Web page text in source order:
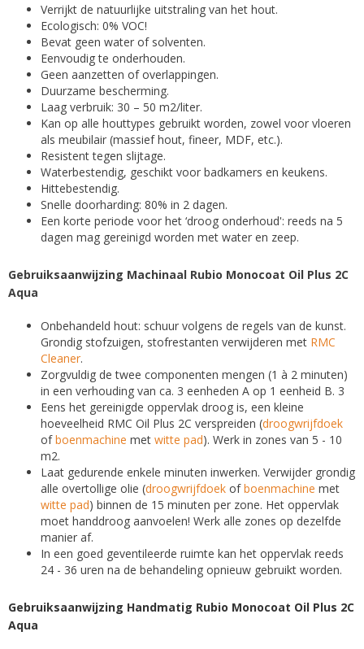
Verrijkt de natuurlijke uitstraling van het hout.
Ecologisch: 0% VOC!
Bevat geen water of solventen.
Eenvoudig te onderhouden.
Geen aanzetten of overlappingen.
Duurzame bescherming.
Laag verbruik: 30 – 50 m2/liter.
Kan op alle houttypes gebruikt worden, zowel voor vloeren
als meubilair (massief hout, fineer, MDF, etc.).
Resistent tegen slijtage.
Waterbestendig, geschikt voor badkamers en keukens.
Hittebestendig.
Snelle doorharding: 80% in 2 dagen.
Een korte periode voor het ‘droog onderhoud': reeds na 5
dagen mag gereinigd worden met water en zeep.
Gebruiksaanwijzing Machinaal Rubio Monocoat Oil Plus 2C
Aqua
Onbehandeld hout: schuur volgens de regels van de kunst.
Grondig stofzuigen, stofrestanten verwijderen met RMC
Cleaner.
Zorgvuldig de twee componenten mengen (1 à 2 minuten)
in een verhouding van ca. 3 eenheden A op 1 eenheid B. 3
Eens het gereinigde oppervlak droog is, een kleine
hoeveelheid RMC Oil Plus 2C verspreiden (droogwrijfdoek
ofboenmachine met witte pad). Werk in zones van 5 - 10
m2.
Laat gedurende enkele minuten inwerken. Verwijder grondig
alle overtollige olie (droogwrijfdoek ofboenmachine met
witte pad) binnen de 15 minuten per zone. Het oppervlak
moet handdroog aanvoelen! Werk alle zones op dezelfde
manier af.
In een goed geventileerde ruimte kan het oppervlak reeds
24 - 36 uren na de behandeling opnieuw gebruikt worden.
Gebruiksaanwijzing Handmatig Rubio Monocoat Oil Plus 2C
Aqua